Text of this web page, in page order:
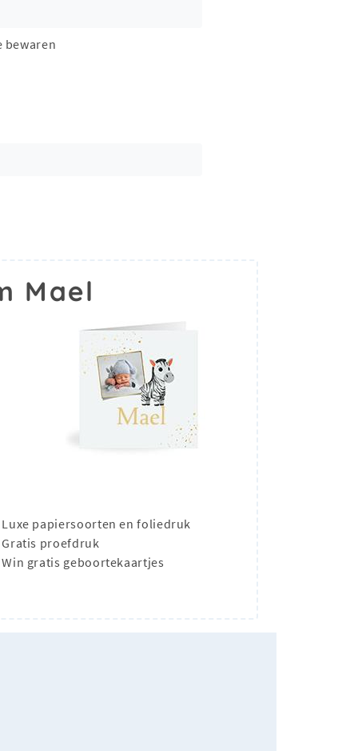
bewaren
Mael
papiersoorten en foliedruk
proefdruk
gratis geboortekaartjes